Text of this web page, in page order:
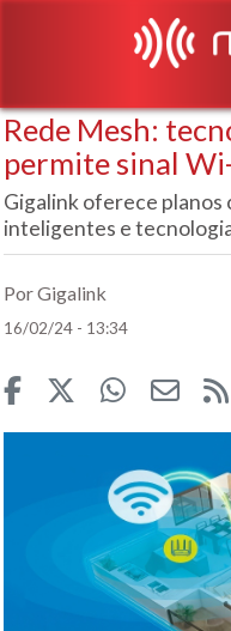
Rede Mesh:
permite sinal
Gigalink oferece planos
inteligentes e
Por Gigalink
16/02/24 - 13:34